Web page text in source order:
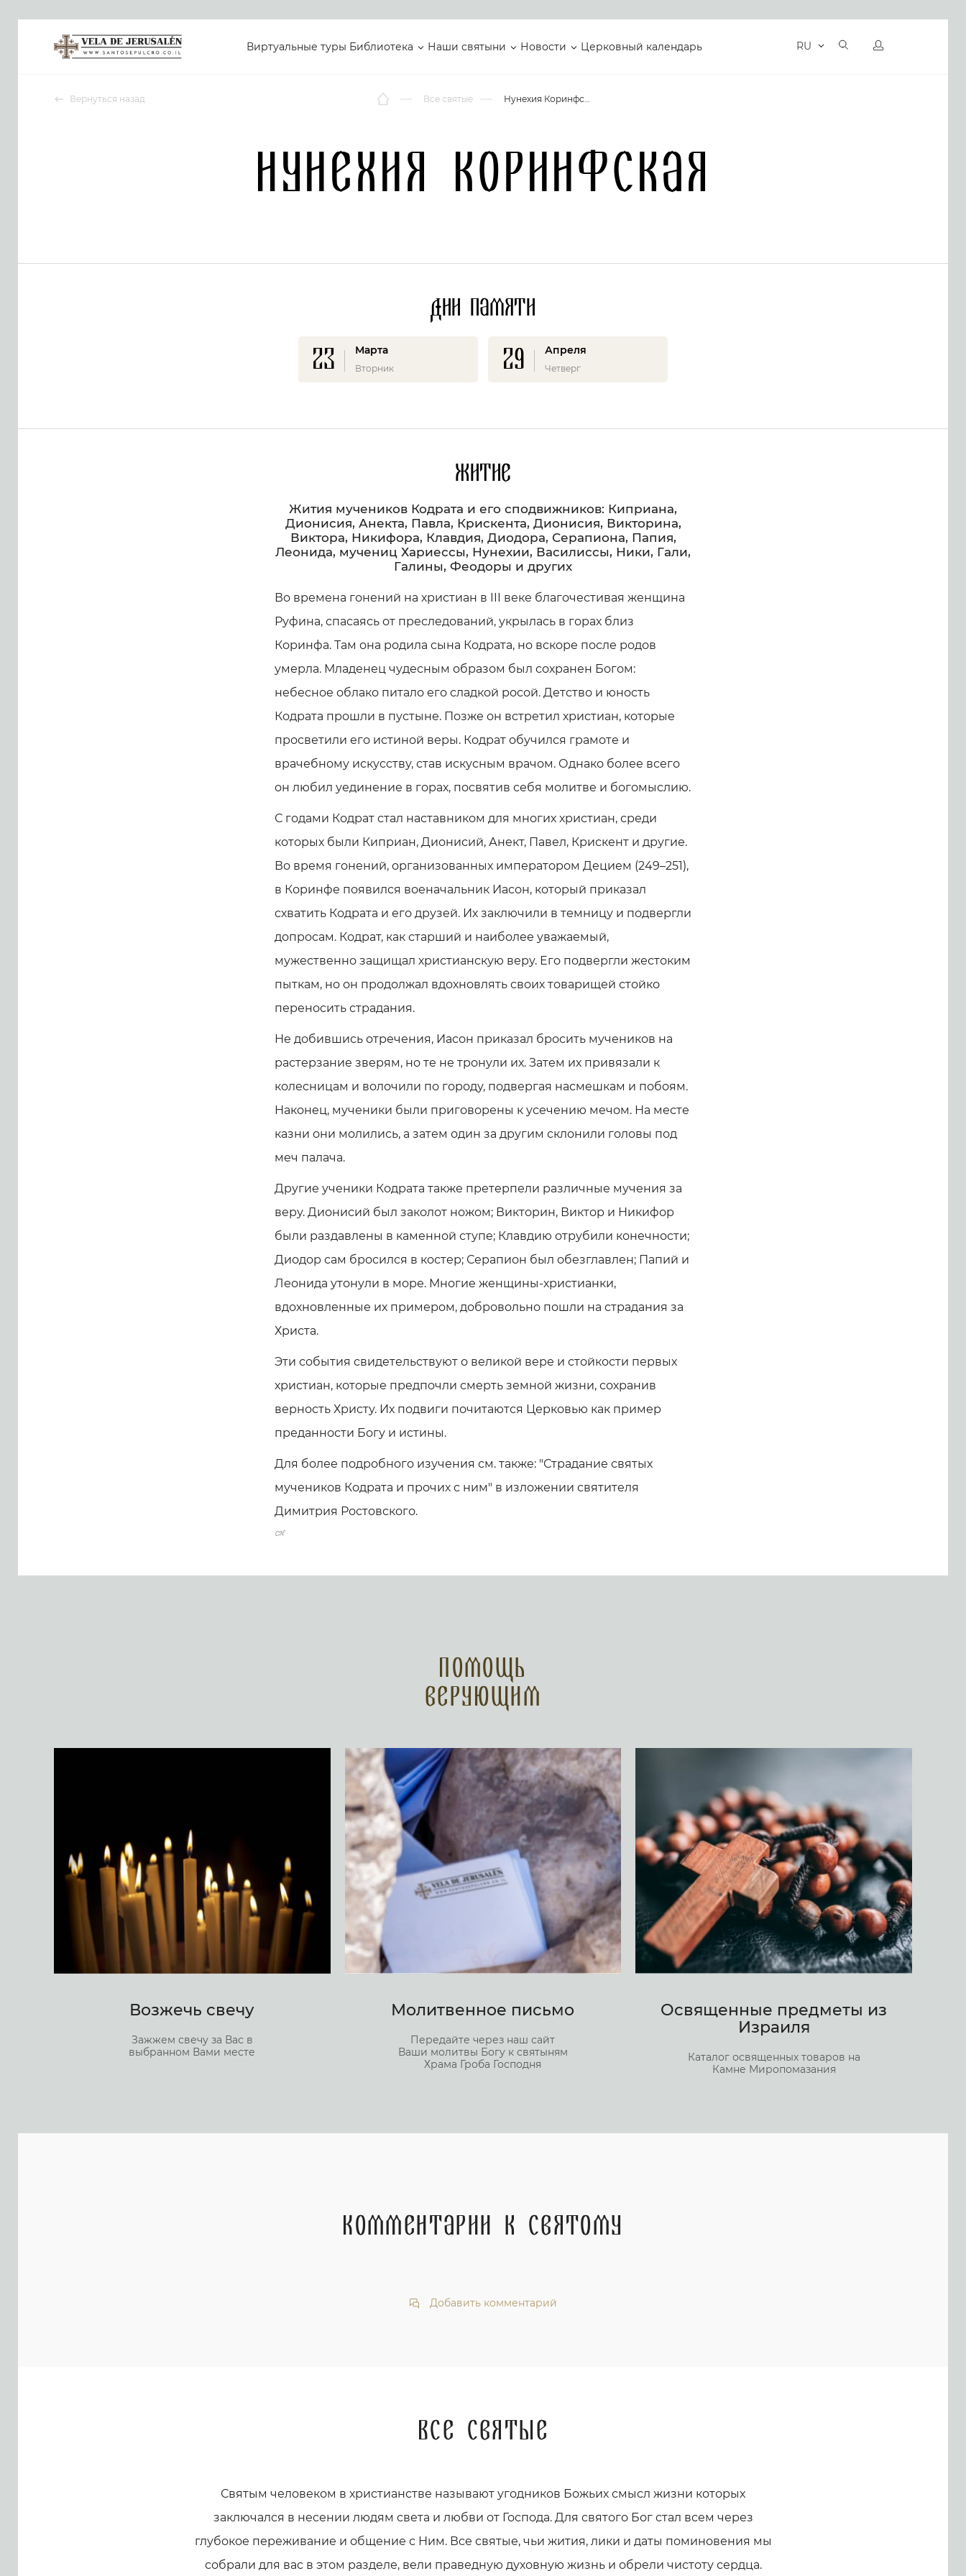
Виртуальные туры Библиотека Наши святыни Новости Церковный календарь RU
Вернуться назад Все святые Нунехия Коринфская
Нунехия Коринфская
Дни памяти
23 Марта
Вторник 29 Апреля
Четверг
Житие
Жития мучеников Кодрата и его сподвижников: Киприана,
Дионисия, Анекта, Павла, Крискента, Дионисия, Викторина,
Виктора, Никифора, Клавдия, Диодора, Серапиона, Папия,
Леонида, мучениц Хариессы, Нунехии, Василиссы, Ники, Гали,
Галины, Феодоры и других
Во времена гонений на христиан в III веке благочестивая женщина
Руфина, спасаясь от преследований, укрылась в горах близ
Коринфа. Там она родила сына Кодрата, но вскоре после родов
умерла. Младенец чудесным образом был сохранен Богом:
небесное облако питало его сладкой росой. Детство и юность
Кодрата прошли в пустыне. Позже он встретил христиан, которые
просветили его истиной веры. Кодрат обучился грамоте и
врачебному искусству, став искусным врачом. Однако более всего
он любил уединение в горах, посвятив себя молитве и богомыслию.
С годами Кодрат стал наставником для многих христиан, среди
которых были Киприан, Дионисий, Анект, Павел, Крискент и другие.
Во время гонений, организованных императором Децием (249–251),
в Коринфе появился военачальник Иасон, который приказал
схватить Кодрата и его друзей. Их заключили в темницу и подвергли
допросам. Кодрат, как старший и наиболее уважаемый,
мужественно защищал христианскую веру. Его подвергли жестоким
пыткам, но он продолжал вдохновлять своих товарищей стойко
переносить страдания.
Не добившись отречения, Иасон приказал бросить мучеников на
растерзание зверям, но те не тронули их. Затем их привязали к
колесницам и волочили по городу, подвергая насмешкам и побоям.
Наконец, мученики были приговорены к усечению мечом. На месте
казни они молились, а затем один за другим склонили головы под
меч палача.
Другие ученики Кодрата также претерпели различные мучения за
веру. Дионисий был заколот ножом; Викторин, Виктор и Никифор
были раздавлены в каменной ступе; Клавдию отрубили конечности;
Диодор сам бросился в костер; Серапион был обезглавлен; Папий и
Леонида утонули в море. Многие женщины-христианки,
вдохновленные их примером, добровольно пошли на страдания за
Христа.
Эти события свидетельствуют о великой вере и стойкости первых
христиан, которые предпочли смерть земной жизни, сохранив
верность Христу. Их подвиги почитаются Церковью как пример
преданности Богу и истины.
Для более подробного изучения см. также: "Страдание святых
мучеников Кодрата и прочих с ним" в изложении святителя
Димитрия Ростовского.
Помощь
верующим
Возжечь свечу
Зажжем свечу за Вас в
выбранном Вами месте
Молитвенное письмо
Передайте через наш сайт
Ваши молитвы Богу к святыням
Храма Гроба Господня
Освященные предметы из
Израиля
Каталог освященных товаров на
Камне Миропомазания
Комментарии к святому
Добавить комментарий
Все святые
Святым человеком в христианстве называют угодников Божьих смысл жизни которых
заключался в несении людям света и любви от Господа. Для святого Бог стал всем через
глубокое переживание и общение с Ним. Все святые, чьи жития, лики и даты поминовения мы
собрали для вас в этом разделе, вели праведную духовную жизнь и обрели чистоту сердца.